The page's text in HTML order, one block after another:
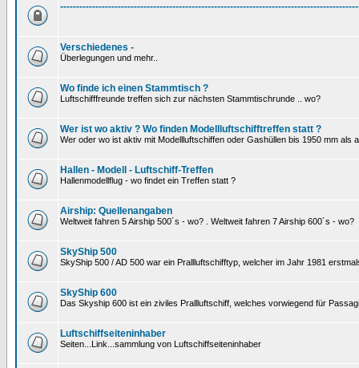
Verschiedenes -
Überlegungen und mehr..
Wo finde ich einen Stammtisch ?
Luftschifffreunde treffen sich zur nächsten Stammtischrunde .. wo?
Wer ist wo aktiv ? Wo finden Modellluftschifftreffen statt ?
Wer oder wo ist aktiv mit Modellluftschiffen oder Gashüllen bis 1950 mm als
Hallen - Modell - Luftschiff-Treffen
Hallenmodellflug - wo findet ein Treffen statt ?
Airship: Quellenangaben
Weltweit fahren 5 Airship 500´s - wo? . Weltweit fahren 7 Airship 600´s - wo?
SkyShip 500
SkyShip 500 / AD 500 war ein Prallluftschifftyp, welcher im Jahr 1981
SkyShip 600
Das Skyship 600 ist ein ziviles Prallluftschiff, welches vorwiegend für
Luftschiffseiteninhaber
Seiten...Link...sammlung von Luftschiffseiteninhaber